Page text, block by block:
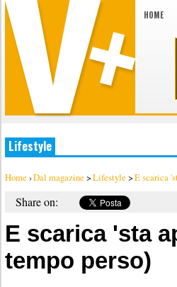
HOME
Lifestyle
Home ›Dal magazine >Lifestyle >E scarica
Share on:
E scarica 'sta
tempo perso)